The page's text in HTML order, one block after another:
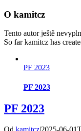
O kamitcz
Tento autor ještě
So far kamitcz has
PF 2023
PF 2023
PF 2023
Od kamitcz|2025-06-